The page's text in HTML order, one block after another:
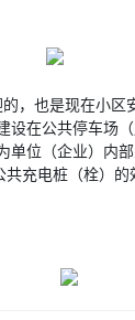
，也是现在小
在公共停车场
位（企业）内
充电桩（栓）